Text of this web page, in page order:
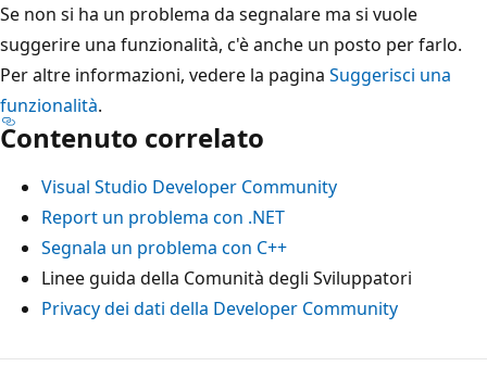
Se non si ha un problema da segnalare ma si vuole
suggerire una funzionalità, c'è anche un posto per farlo.
Per altre informazioni, vedere la pagina Suggerisci una
funzionalità.
Contenuto correlato
Visual Studio Developer Community
Report un problema con .NET
Segnala un problema con C++
Linee guida della Comunità degli Sviluppatori
Privacy dei dati della Developer Community